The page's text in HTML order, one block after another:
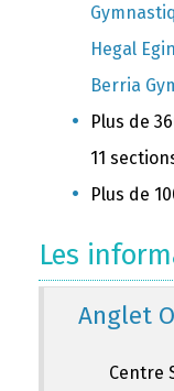
Hegal Egin
Berria
Plus de
11
Plus de
Les
Anglet
Centre